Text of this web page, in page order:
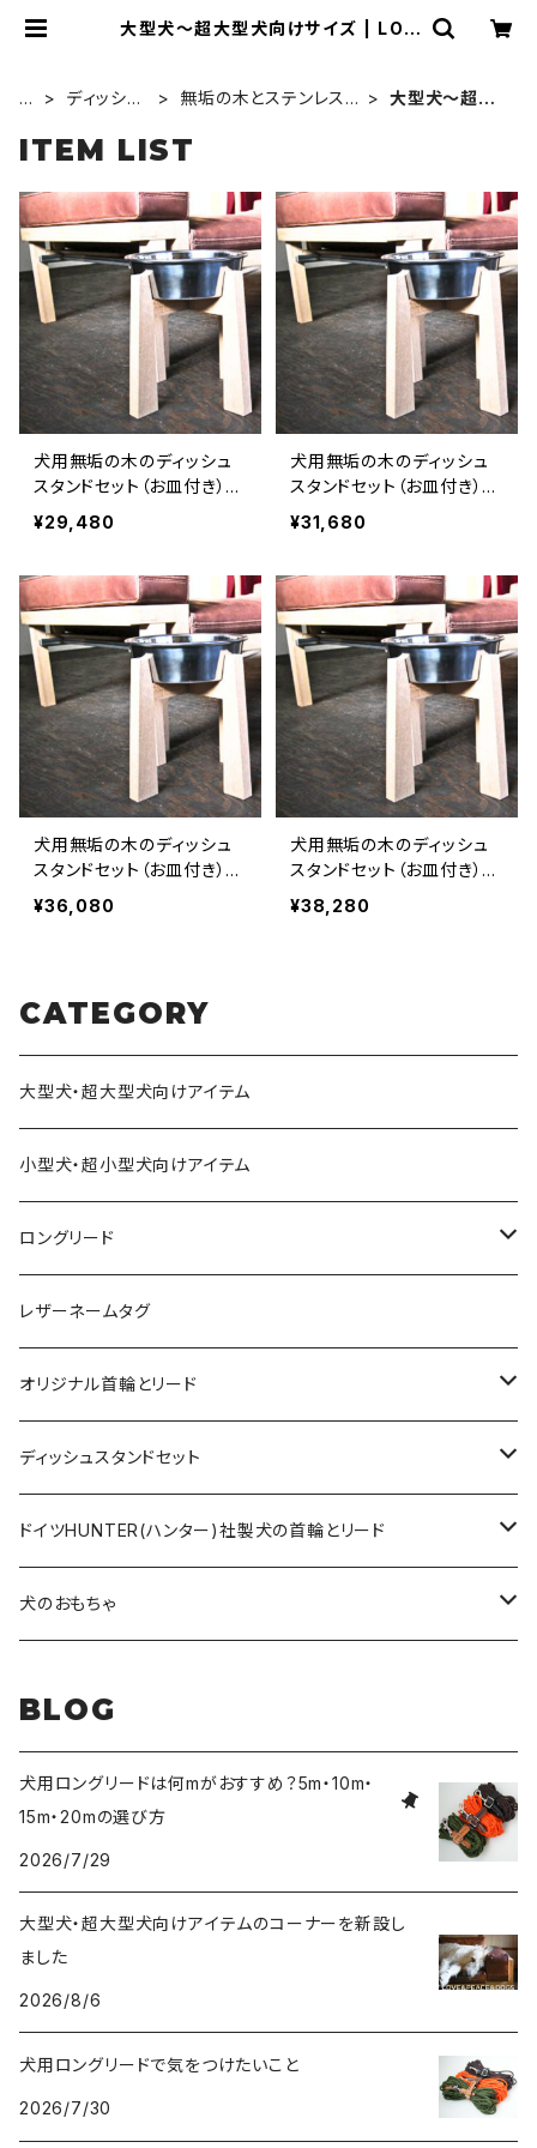
大型犬〜超大型犬向けサイズ | LOV
H
M
ディッシュ
ット
無垢の木とステンレスの
ト
大型犬〜超大
ITEM LIST
犬用無垢の木のディッシュ
スタンドセット（お皿付き）
お皿23cm高さ25cm 中型
犬〜大型犬向けサイズ
＆DOGSオリジナル
¥29,480
犬用無垢の木のディッシュ
スタンドセット（お皿付き）
お皿23cm高さ30cm 大型
犬向けサイズ 【受注製作】
リジナル
¥31,680
犬用無垢の木のディッシュ
スタンドセット（お皿付き）
お皿26cm高さ35cm 大型
犬〜超大型犬向けサイズ
¥36,080
犬用無垢の木のディッシュ
スタンドセット（お皿付き）
お皿26cm高さ40cm 大型
犬〜超大型犬向けサイズ
¥38,280
CATEGORY
大型犬・超大型犬向けアイテム
小型犬・超小型犬向けアイテム
ロングリード
オリジナル軽量ロングリード
オリジナルロングリード
レザーネームタグ
オリジナル首輪とリード
ロープとヌメ革の首輪とリード
ヌメ革の首輪とリード
アニリンレザーの首輪とリード
ディッシュスタンドセット
無垢の木とステンレスのディッシュスタンドセット
超小型犬〜中型犬サイズ
無垢の木と陶器のディッシュスタンドセット
ドイツHUNTER(ハンター)社製犬の首輪とリード
HUNTER(ハンター）社製首輪
HUNTER（ハンター）社製スリップリード
JOKKE（フィンランド・ヨッケ）製首輪
犬のおもちゃ
ボールのおもちゃ
ぬいぐるみおもちゃ
水に浮くおもちゃ
アウトレット
BLOG
犬用ロングリードは何mがおすすめ？5m・10m・
15m・20mの選び方
2026/7/29
大型犬・超大型犬向けアイテムのコーナーを新設し
ました
2026/8/6
犬用ロングリードで気をつけたいこと
2026/7/30